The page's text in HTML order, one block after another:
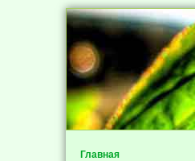
Главная